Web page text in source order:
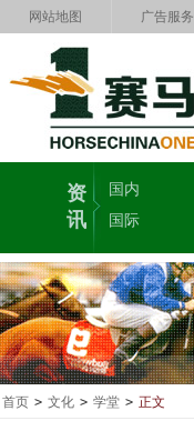
网站地图 广告服务
资
讯
国内
国际
首页 > 文化 > 学堂 > 正文